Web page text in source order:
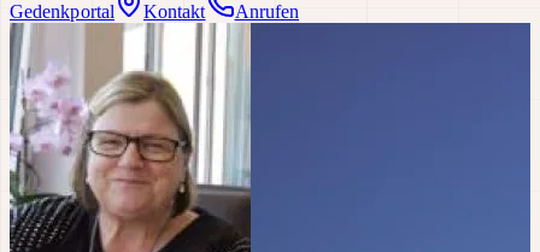
Gedenkportal Kontakt Anrufen